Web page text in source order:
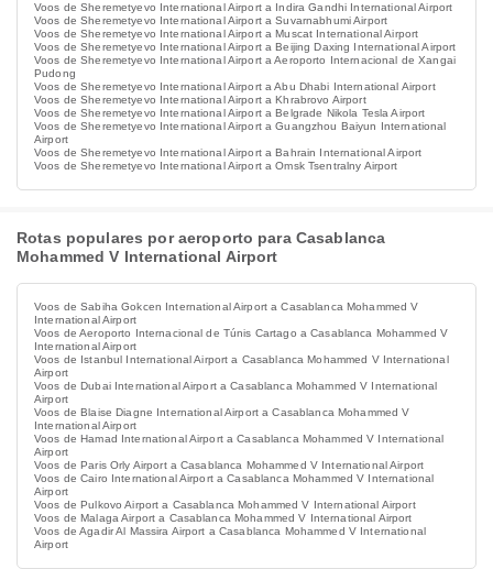
Voos de Sheremetyevo International Airport a Indira Gandhi International Airport
Voos de Sheremetyevo International Airport a Suvarnabhumi Airport
Voos de Sheremetyevo International Airport a Muscat International Airport
Voos de Sheremetyevo International Airport a Beijing Daxing International Airport
Voos de Sheremetyevo International Airport a Aeroporto Internacional de Xangai
Pudong
Voos de Sheremetyevo International Airport a Abu Dhabi International Airport
Voos de Sheremetyevo International Airport a Khrabrovo Airport
Voos de Sheremetyevo International Airport a Belgrade Nikola Tesla Airport
Voos de Sheremetyevo International Airport a Guangzhou Baiyun International
Airport
Voos de Sheremetyevo International Airport a Bahrain International Airport
Voos de Sheremetyevo International Airport a Omsk Tsentralny Airport
Rotas populares por aeroporto para Casablanca
Mohammed V International Airport
Voos de Sabiha Gokcen International Airport a Casablanca Mohammed V
International Airport
Voos de Aeroporto Internacional de Túnis Cartago a Casablanca Mohammed V
International Airport
Voos de Istanbul International Airport a Casablanca Mohammed V International
Airport
Voos de Dubai International Airport a Casablanca Mohammed V International
Airport
Voos de Blaise Diagne International Airport a Casablanca Mohammed V
International Airport
Voos de Hamad International Airport a Casablanca Mohammed V International
Airport
Voos de Paris Orly Airport a Casablanca Mohammed V International Airport
Voos de Cairo International Airport a Casablanca Mohammed V International
Airport
Voos de Pulkovo Airport a Casablanca Mohammed V International Airport
Voos de Malaga Airport a Casablanca Mohammed V International Airport
Voos de Agadir Al Massira Airport a Casablanca Mohammed V International
Airport